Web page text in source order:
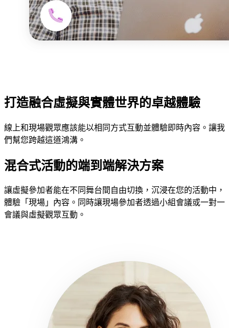
打造融合虛擬與實體世界的卓越體驗
線上和現場觀眾應該能以相同方式互動並體驗即時內容。讓我
們幫您跨越這道鴻溝。
混合式活動的端到端解決方案
讓虛擬參加者能在不同舞台間自由切換，沉浸在您的活動中，
體驗「現場」內容。同時讓現場參加者透過小組會議或一對一
會議與虛擬觀眾互動。